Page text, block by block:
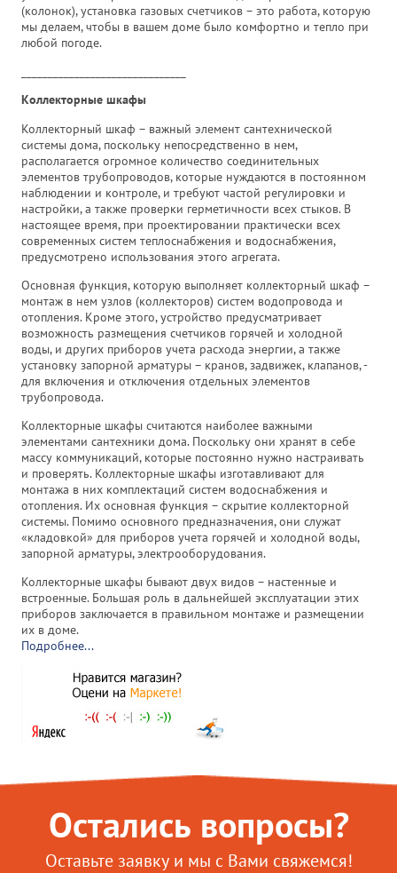
(колонок), установка газовых счетчиков – это работа, которую
мы делаем, чтобы в вашем доме было комфортно и тепло при
любой погоде.
Коллекторные шкафы
Коллекторный шкаф – важный элемент сантехнической
системы дома, поскольку непосредственно в нем,
располагается огромное количество соединительных
элементов трубопроводов, которые нуждаются в постоянном
наблюдении и контроле, и требуют частой регулировки и
настройки, а также проверки герметичности всех стыков. В
настоящее время, при проектировании практически всех
современных систем теплоснабжения и водоснабжения,
предусмотрено использования этого агрегата.
Основная функция, которую выполняет коллекторный шкаф –
монтаж в нем узлов (коллекторов) систем водопровода и
отопления. Кроме этого, устройство предусматривает
возможность размещения счетчиков горячей и холодной
воды, и других приборов учета расхода энергии, а также
установку запорной арматуры – кранов, задвижек, клапанов, -
для включения и отключения отдельных элементов
трубопровода.
Коллекторные шкафы считаются наиболее важными
элементами сантехники дома. Поскольку они хранят в себе
массу коммуникаций, которые постоянно нужно настраивать
и проверять. Коллекторные шкафы изготавливают для
монтажа в них комплектаций систем водоснабжения и
отопления. Их основная функция – скрытие коллекторной
системы. Помимо основного предназначения, они служат
«кладовкой» для приборов учета горячей и холодной воды,
запорной арматуры, электрооборудования.
Коллекторные шкафы бывают двух видов – настенные и
встроенные. Большая роль в дальнейшей эксплуатации этих
приборов заключается в правильном монтаже и размещении
их в доме.
Подробнее...
Остались вопросы?
Оставьте заявку и мы с Вами свяжемся!